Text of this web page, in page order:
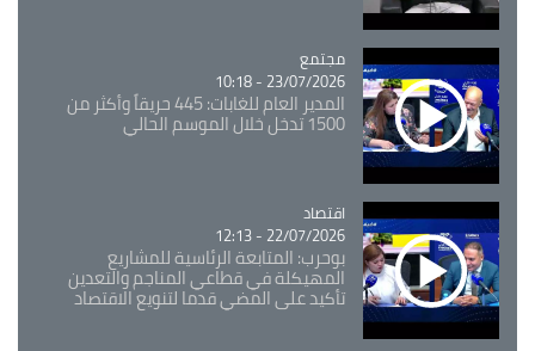
Catégorie
مجتمع
23/07/2026 - 10:18
المدير العام للغابات: 445 حريقاً وأكثر من
1500 تدخل خلال الموسم الحالي
Catégorie
اقتصاد
22/07/2026 - 12:13
بوحرب: المتابعة الرئاسية للمشاريع
المهيكلة في قطاعي المناجم والتعدين
تأكيد على المضي قدما لتنويع الاقتصاد